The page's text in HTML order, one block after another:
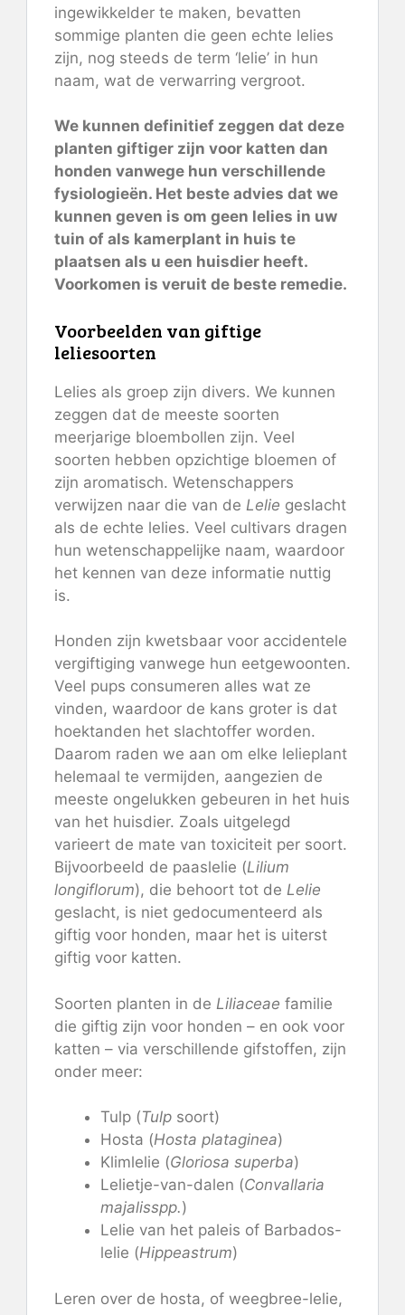
ingewikkelder te maken, bevatten
sommige planten die geen echte lelies
zijn, nog steeds de term ‘lelie’ in hun
naam, wat de verwarring vergroot.
We kunnen definitief zeggen dat deze
planten giftiger zijn voor katten dan
honden vanwege hun verschillende
fysiologieën. Het beste advies dat we
kunnen geven is om geen lelies in uw
tuin of als kamerplant in huis te
plaatsen als u een huisdier heeft.
Voorkomen is veruit de beste remedie.
Voorbeelden van giftige
leliesoorten
Lelies als groep zijn divers. We kunnen
zeggen dat de meeste soorten
meerjarige bloembollen zijn. Veel
soorten hebben opzichtige bloemen of
zijn aromatisch. Wetenschappers
verwijzen naar die van de Lelie geslacht
als de echte lelies. Veel cultivars dragen
hun wetenschappelijke naam, waardoor
het kennen van deze informatie nuttig
is.
Honden zijn kwetsbaar voor accidentele
vergiftiging vanwege hun eetgewoonten.
Veel pups consumeren alles wat ze
vinden, waardoor de kans groter is dat
hoektanden het slachtoffer worden.
Daarom raden we aan om elke lelieplant
helemaal te vermijden, aangezien de
meeste ongelukken gebeuren in het huis
van het huisdier. Zoals uitgelegd
varieert de mate van toxiciteit per soort.
Bijvoorbeeld de paaslelie (Lilium
longiflorum), die behoort tot de Lelie
geslacht, is niet gedocumenteerd als
giftig voor honden, maar het is uiterst
giftig voor katten.
Soorten planten in de Liliaceae familie
die giftig zijn voor honden – en ook voor
katten – via verschillende gifstoffen, zijn
onder meer:
Tulp (Tulp soort)
Hosta (Hosta plataginea)
Klimlelie (Gloriosa superba)
Lelietje-van-dalen (Convallaria
majalisspp.)
Lelie van het paleis of Barbados-
lelie (Hippeastrum)
Leren over de hosta, of weegbree-lelie,